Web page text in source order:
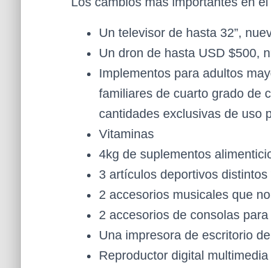
Un televisor de hasta 32”,
Un dron de hasta USD $500,
Implementos para adultos
familiares de cuarto grado de
cantidades exclusivas de uso
Vitaminas
4kg de suplementos
3 artículos deportivos
2 accesorios musicales que
2 accesorios de consolas
Una impresora de escritorio
Reproductor digital